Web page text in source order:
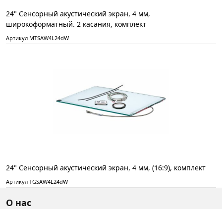
24" Сенсорный акустический экран, 4 мм,
широкоформатный. 2 касания, комплект
Артикул MTSAW4L24dW
24" Сенсорный акустический экран, 4 мм, (16:9), комплект
Артикул TGSAW4L24dW
О нас